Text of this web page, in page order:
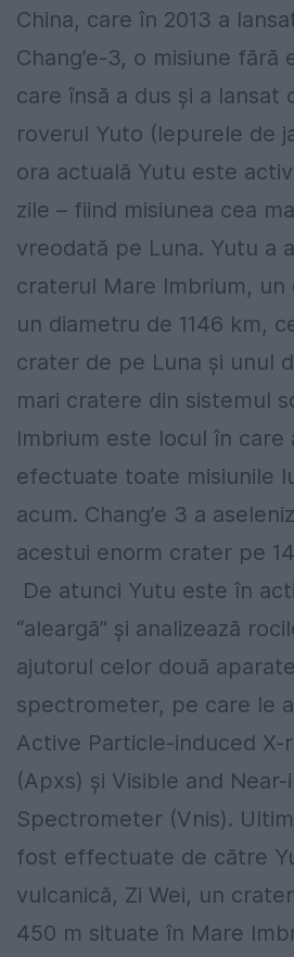
China, care în 2013 a
Chang’e-3, o misiune fără
care însă a dus şi a lansat
roverul Yuto (Iepurele de
ora actuală Yutu este
zile – fiind misiunea cea
vreodată pe Luna. Yutu a
craterul Mare Imbrium,
un diametru de 1146 km,
crater de pe Luna şi unul
mari cratere din sistemul
Imbrium este locul în care
efectuate toate misiunile
acum. Chang’e 3 a
acestui enorm crater pe
De atunci Yutu este în
“aleargă” şi analizează
ajutorul celor două
spectrometer, pe care le
Active Particle-induced
(Apxs) şi Visible and
Spectrometer (Vnis).
fost effectuate de către
vulcanică, Zi Wei, un
450 m situate în Mare